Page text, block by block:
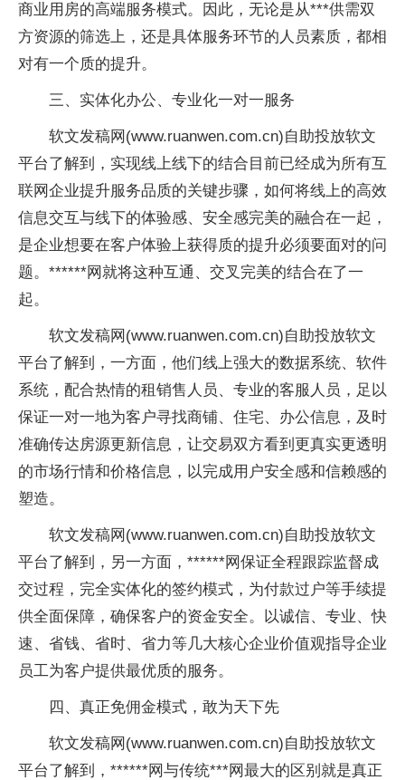
商业用房的高端服务模式。因此，无论是从***供需双
方资源的筛选上，还是具体服务环节的人员素质，都相
对有一个质的提升。
三、实体化办公、专业化一对一服务
软文发稿网(www.ruanwen.com.cn)自助投放软文
平台了解到，实现线上线下的结合目前已经成为所有互
联网企业提升服务品质的关键步骤，如何将线上的高效
信息交互与线下的体验感、安全感完美的融合在一起，
是企业想要在客户体验上获得质的提升必须要面对的问
题。******网就将这种互通、交叉完美的结合在了一
起。
软文发稿网(www.ruanwen.com.cn)自助投放软文
平台了解到，一方面，他们线上强大的数据系统、软件
系统，配合热情的租销售人员、专业的客服人员，足以
保证一对一地为客户寻找商铺、住宅、办公信息，及时
准确传达房源更新信息，让交易双方看到更真实更透明
的市场行情和价格信息，以完成用户安全感和信赖感的
塑造。
软文发稿网(www.ruanwen.com.cn)自助投放软文
平台了解到，另一方面，******网保证全程跟踪监督成
交过程，完全实体化的签约模式，为付款过户等手续提
供全面保障，确保客户的资金安全。以诚信、专业、快
速、省钱、省时、省力等几大核心企业价值观指导企业
员工为客户提供最优质的服务。
四、真正免佣金模式，敢为天下先
软文发稿网(www.ruanwen.com.cn)自助投放软文
平台了解到，******网与传统***网最大的区别就是真正